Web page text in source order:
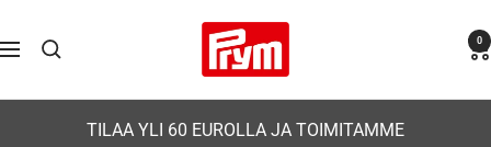
sisältöön
Navigaatio
Prym 0
TILAA YLI 60 EUROLLA JA TOIMITAMME